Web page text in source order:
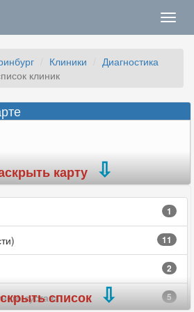
Клиники
Диагностика
клиник
карту
1
11
2
сустава 5
список